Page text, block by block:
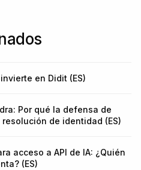
en Didit (ES)
Por qué la defensa de
de identidad (ES)
acceso a API de IA: ¿Quién
(ES)